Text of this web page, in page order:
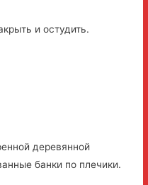
и остудить.
деревянной
банки по плечики.